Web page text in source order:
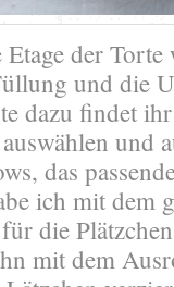
Etage der
und die
dazu findet
und
das
ich mit dem
die
mit dem